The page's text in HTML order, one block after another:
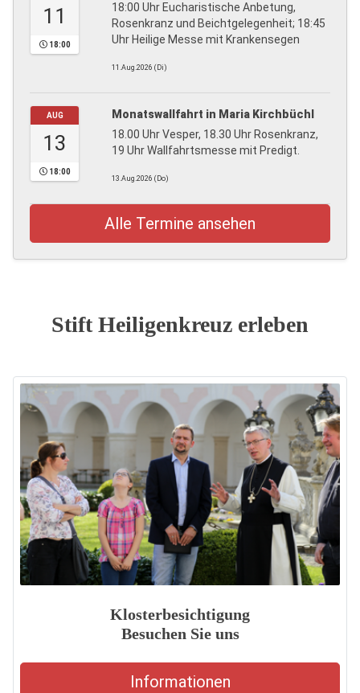
11
18:00
18:00 Uhr Eucharistische Anbetung,
Rosenkranz und Beichtgelegenheit; 18:45
Uhr Heilige Messe mit Krankensegen
11.Aug.2026 (Di)
AUG
13
18:00
Monatswallfahrt in Maria Kirchbüchl
18.00 Uhr Vesper, 18.30 Uhr Rosenkranz,
19 Uhr Wallfahrtsmesse mit Predigt.
13.Aug.2026 (Do)
Alle Termine ansehen
Stift Heiligenkreuz erleben
Klosterbesichtigung
Besuchen Sie uns
Informationen